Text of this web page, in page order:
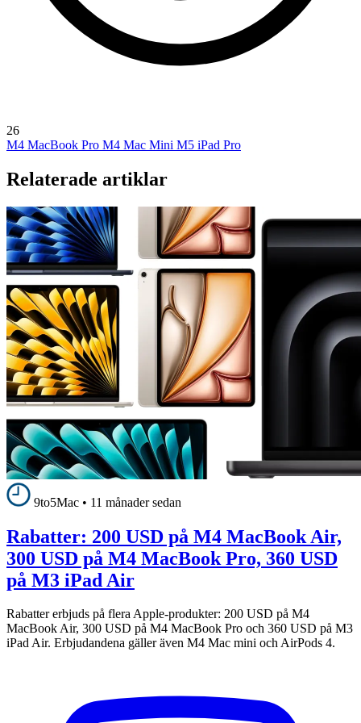
26
M4 MacBook Pro M4 Mac Mini M5 iPad Pro
Relaterade artiklar
9to5Mac • 11 månader sedan
Rabatter: 200 USD på M4 MacBook Air,
300 USD på M4 MacBook Pro, 360 USD
på M3 iPad Air
Rabatter erbjuds på flera Apple-produkter: 200 USD på M4
MacBook Air, 300 USD på M4 MacBook Pro och 360 USD på M3
iPad Air. Erbjudandena gäller även M4 Mac mini och AirPods 4.